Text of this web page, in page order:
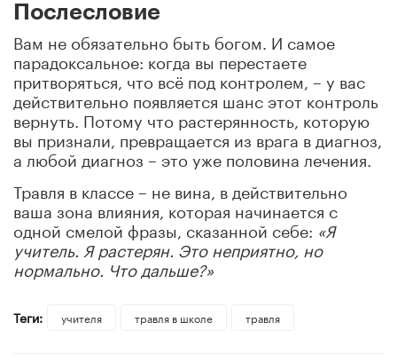
Послесловие
Вам не обязательно быть богом. И самое
парадоксальное: когда вы перестаете
притворяться, что всё под контролем, – у вас
действительно появляется шанс этот контроль
вернуть. Потому что растерянность, которую
вы признали, превращается из врага в диагноз,
а любой диагноз – это уже половина лечения.
Травля в классе – не вина, в действительно
ваша зона влияния, которая начинается с
одной смелой фразы, сказанной себе: «Я
учитель. Я растерян. Это неприятно, но
нормально. Что дальше?»
Теги: учителя травля в школе травля